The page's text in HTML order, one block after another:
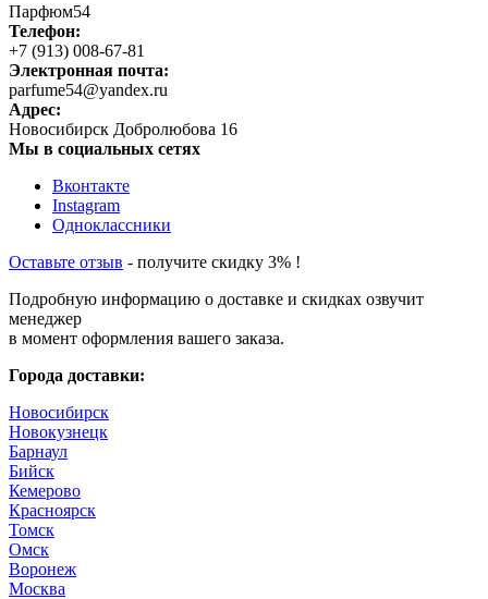
Парфюм54
Телефон:
+7 (913) 008-67-81
Электронная почта:
parfume54@yandex.ru
Адрес:
Новосибирск Добролюбова 16
Мы в социальных сетях
Вконтакте
Instagram
Одноклассники
Оставьте отзыв - получите скидку 3% !
Подробную информацию о доставке и скидках озвучит
менеджер
в момент оформления вашего заказа.
Города доставки:
Новосибирск
Новокузнецк
Барнаул
Бийск
Кемерово
Красноярск
Томск
Омск
Воронеж
Москва